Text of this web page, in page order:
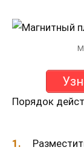
Порядок